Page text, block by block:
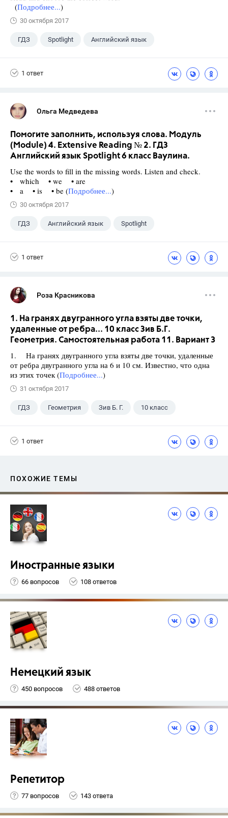
(Подробнее...)
30 октября 2017
ГДЗ Spotlight Английский язык
1 ответ
Ольга Медведева
Помогите заполнить, используя слова. Модуль
(Module) 4. Extensive Reading № 2. ГДЗ
Английский язык Spotlight 6 класс Ваулина.
Use the words to fill in the missing words. Listen and check.
• which • we • are
• a • is • be (Подробнее...)
30 октября 2017
ГДЗ Английский язык Spotlight
1 ответ
Роза Красникова
1. На гранях двугранного угла взяты две точки,
удаленные от ребра... 10 класс Зив Б.Г.
Геометрия. Самостоятельная работа 11. Вариант 3
1. На гранях двугранного угла взяты две точки, удаленные
от ребра двугранного угла на 6 и 10 см. Известно, что одна
из этих точек (Подробнее...)
31 октября 2017
ГДЗ Геометрия Зив Б. Г. 10 класс
1 ответ
ПОХОЖИЕ ТЕМЫ
Иностранные языки
66 вопросов 108 ответов
Немецкий язык
450 вопросов 488 ответов
Репетитор
77 вопросов 143 ответа